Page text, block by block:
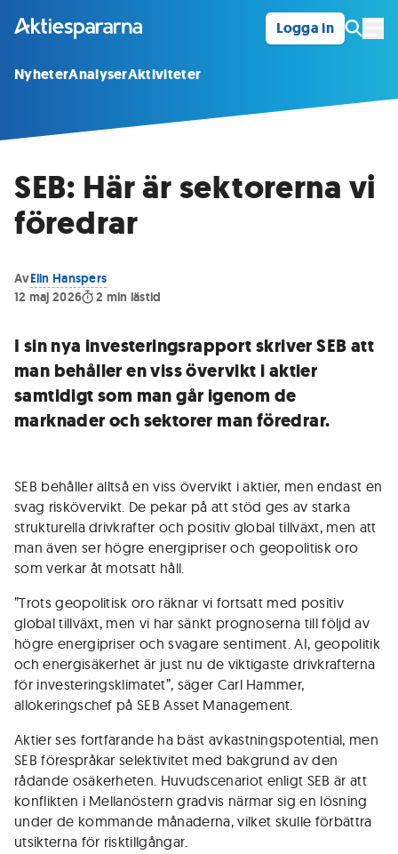
Logga in
NyheterAnalyserAktiviteter
SEB: Här är sektorerna vi
föredrar
AvElin Hanspers
12 maj 2026
2 min lästid
I sin nya investeringsrapport skriver SEB att
man behåller en viss övervikt i aktier
samtidigt som man går igenom de
marknader och sektorer man föredrar.
SEB behåller alltså en viss övervikt i aktier, men endast en
svag riskövervikt. De pekar på att stöd ges av starka
strukturella drivkrafter och positiv global tillväxt, men att
man även ser högre energipriser och geopolitisk oro
som verkar åt motsatt håll.
”Trots geopolitisk oro räknar vi fortsatt med positiv
global tillväxt, men vi har sänkt prognoserna till följd av
högre energipriser och svagare sentiment. AI, geopolitik
och energisäkerhet är just nu de viktigaste drivkrafterna
för investeringsklimatet”, säger Carl Hammer,
allokeringschef på SEB Asset Management.
Aktier ses fortfarande ha bäst avkastningspotential, men
SEB förespråkar selektivitet med bakgrund av den
rådande osäkerheten. Huvudscenariot enligt SEB är att
konflikten i Mellanöstern gradvis närmar sig en lösning
under de kommande månaderna, vilket skulle förbättra
utsikterna för risktillgångar.